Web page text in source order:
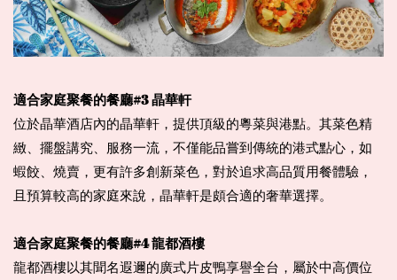
適合家庭聚餐的餐廳#3 晶華軒
位於晶華酒店內的晶華軒，提供頂級的粵菜與港點。其菜色精
緻、擺盤講究、服務一流，不僅能品嘗到傳統的港式點心，如
蝦餃、燒賣，更有許多創新菜色，對於追求高品質用餐體驗，
且預算較高的家庭來說，晶華軒是頗合適的奢華選擇。
適合家庭聚餐的餐廳#4 龍都酒樓
龍都酒樓以其聞名遐邇的廣式片皮鴨享譽全台，屬於中高價位